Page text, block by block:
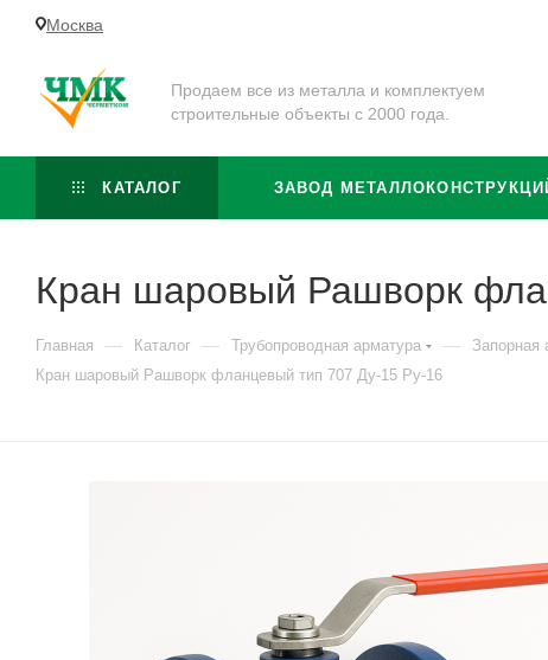
Москва
Продаем все из металла и комплектуем
строительные объекты с 2000 года.
КАТАЛОГ ЗАВОД
Кран шаровый Рашворк
Главная — Каталог — Трубопроводная арматура — Запорная
Кран шаровый Рашворк фланцевый тип 707 Ду-15 Ру-16